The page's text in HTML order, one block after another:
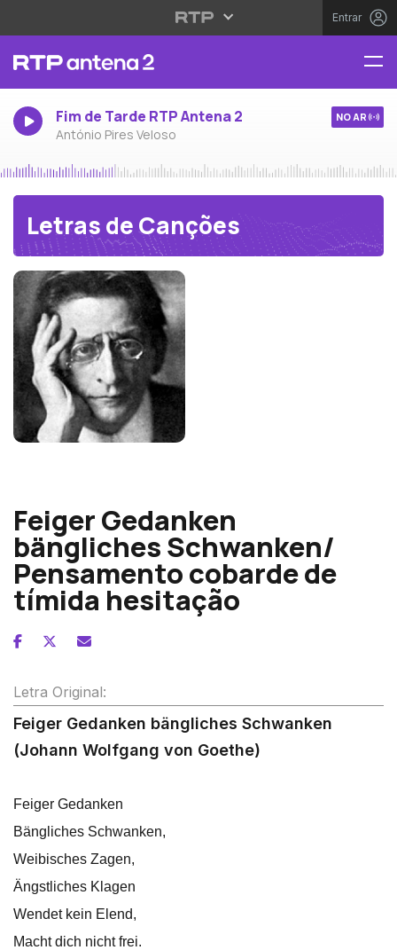
Entrar
Fim de Tarde RTP Antena 2
António Pires Veloso
NO AR
Letras de Canções
Feiger Gedanken
bängliches Schwanken/
Pensamento cobarde de
tímida hesitação
Letra Original:
Feiger Gedanken bängliches Schwanken
(Johann Wolfgang von Goethe)
Feiger Gedanken
Bängliches Schwanken,
Weibisches Zagen,
Ängstliches Klagen
Wendet kein Elend,
Macht dich nicht frei.